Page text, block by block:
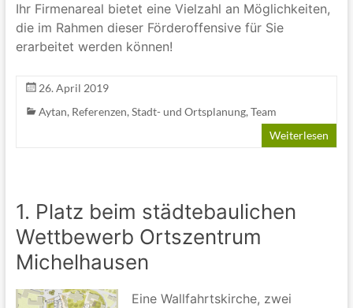
Ihr Firmenareal bietet eine Vielzahl an Möglichkeiten,
die im Rahmen dieser Förderoffensive für Sie
erarbeitet werden können!
26. April 2019
Aytan, Referenzen, Stadt- und Ortsplanung, Team
Weiterlesen
1. Platz beim städtebaulichen
Wettbewerb Ortszentrum
Michelhausen
Eine Wallfahrtskirche, zwei